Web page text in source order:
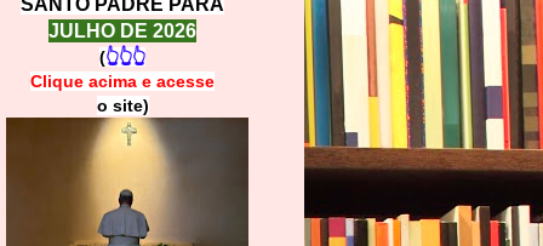
SANTO PADRE PARA
JULHO DE 2026
(👆👆👆
Clique acima e acesse
o site)